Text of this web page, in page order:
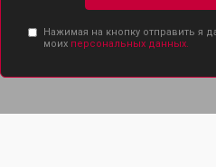
Нажимая на кнопку отправить я
моих персональных данных.